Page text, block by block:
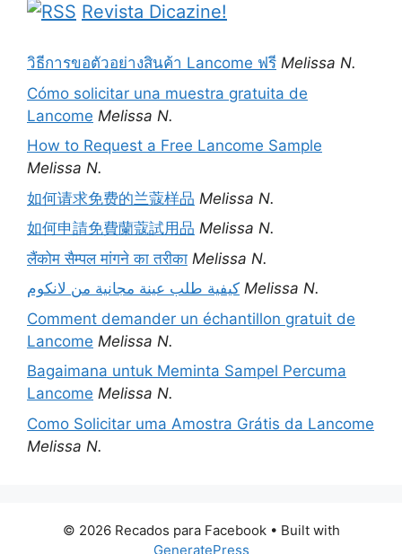
Revista Dicazine!
วิธีการขอตัวอย่างสินค้า Lancome ฟรี Melissa N.
Cómo solicitar una muestra gratuita de
Lancome Melissa N.
How to Request a Free Lancome Sample
Melissa N.
如何请求免费的兰蔻样品 Melissa N.
如何申請免費蘭蔻試用品 Melissa N.
लैंकोम सैम्पल मांगने का तरीका Melissa N.
كيفية طلب عينة مجانية من لانكوم Melissa N.
Comment demander un échantillon gratuit de
Lancome Melissa N.
Bagaimana untuk Meminta Sampel Percuma
Lancome Melissa N.
Como Solicitar uma Amostra Grátis da Lancome
Melissa N.
© 2026 Recados para Facebook• Built with
GeneratePress